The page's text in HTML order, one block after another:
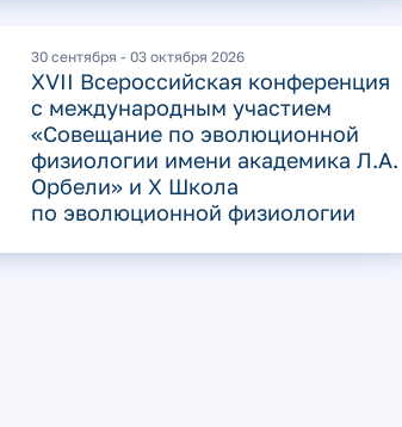
30 сентября - 03 октября 2026
XVII Всероссийская конференция
с международным участием
«Совещание по эволюционной
физиологии имени академика Л.А.
Орбели» и X Школа
по эволюционной физиологии